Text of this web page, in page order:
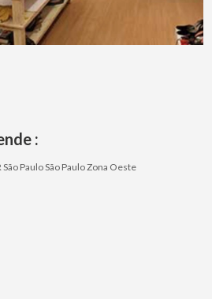
:
São PauloSão PauloZona Oeste